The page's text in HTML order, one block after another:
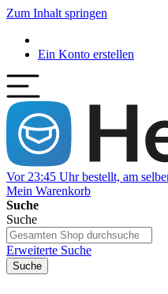
Zum Inhalt springen
Ein Konto erstellen
Vor 23:45 Uhr bestellt, am
Mein Warenkorb
Suche
Suche
Erweiterte Suche
Suche